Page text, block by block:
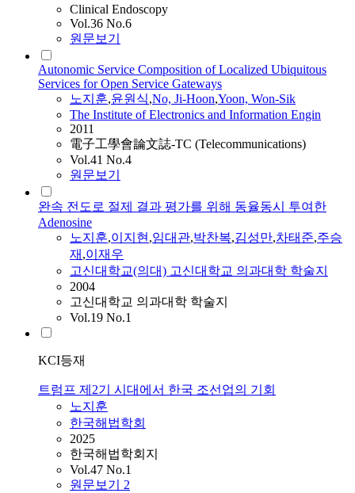
Clinical Endoscopy
Vol.36 No.6
원문보기
Autonomic Service Composition of Localized Ubiquitous
Services for Open Service Gateways
노지훈,윤원식,No, Ji-Hoon,Yoon, Won-Sik
The Institute of Electronics and Information Engin
2011
電子工學會論文誌-TC (Telecommunications)
Vol.41 No.4
원문보기
완속 전도로 절제 결과 평가를 위해 동율동시 투여한
Adenosine
노지훈,이지현,임대관,박찬복,김성만,차태준,주승
재 ,이재우
고신대학교(의대) 고신대학교 의과대학 학술지
2004
고신대학교 의과대학 학술지
Vol.19 No.1
KCI등재
트럼프 제2기 시대에서 한국 조선업의 기회
노지훈
한국해법학회
2025
한국해법학회지
Vol.47 No.1
원문보기 2